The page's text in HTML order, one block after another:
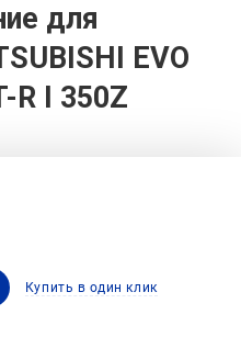
для
EVO
R I 350Z
Купить в один клик